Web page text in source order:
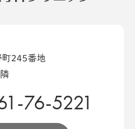
町245番地
76-5221